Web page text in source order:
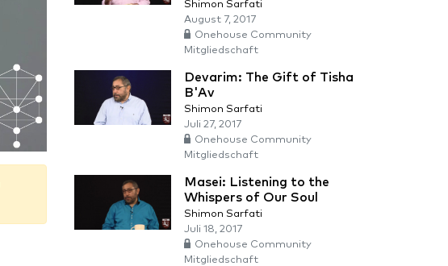
Shimon Sarfati
August 7, 2017
Onehouse Community
Mitgliedschaft
Devarim: The Gift of Tisha
B'Av
Shimon Sarfati
Juli 27, 2017
Onehouse Community
Mitgliedschaft
Masei: Listening to the
Whispers of Our Soul
Shimon Sarfati
Juli 18, 2017
Onehouse Community
Mitgliedschaft